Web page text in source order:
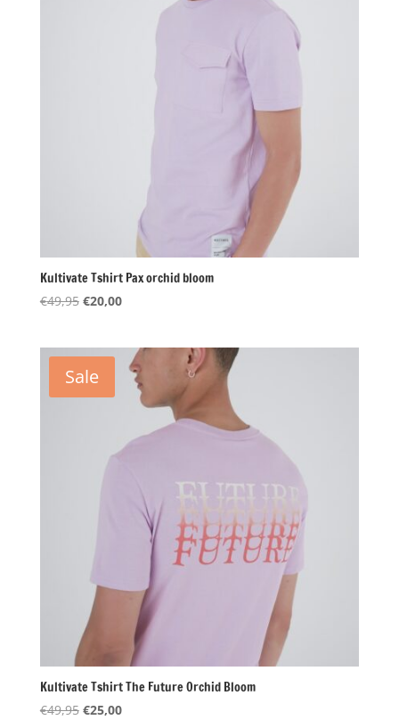
Kultivate Tshirt Pax orchid bloom
€49,95 Oorspronkelijke
€49,95.
€20,00Huidige
€20,00.
Sale
Kultivate Tshirt The Future Orchid Bloom
€49,95 Oorspronkelijke
€25,00Huidige